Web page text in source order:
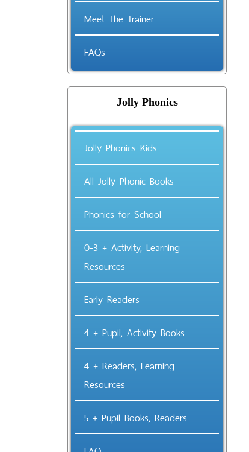
Meet The Trainer
FAQs
Jolly Phonics
Jolly Phonics Kids
All Jolly Phonic Books
Phonics for School
0-3 + Activity, Learning
Resources
Early Readers
4 + Pupil, Activity Books
4 + Readers, Learning
Resources
5 + Pupil Books, Readers